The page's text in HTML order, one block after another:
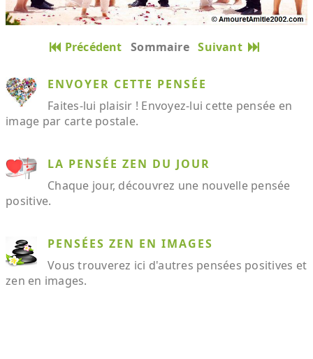
Précédent Sommaire Suivant
ENVOYER CETTE PENSÉE
Faites-lui plaisir ! Envoyez-lui cette pensée en
image par carte postale.
LA PENSÉE ZEN DU JOUR
Chaque jour, découvrez une nouvelle pensée
positive.
PENSÉES ZEN EN IMAGES
Vous trouverez ici d'autres pensées positives et
zen en images.